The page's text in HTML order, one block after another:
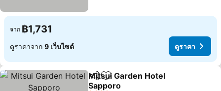
จาก ฿1,731
ดูราคาจาก 9 เว็บไซต์ ดูราคา
แชร์ เพิ่มในรายการโปรด
Mitsui Garden Hotel
Sapporo